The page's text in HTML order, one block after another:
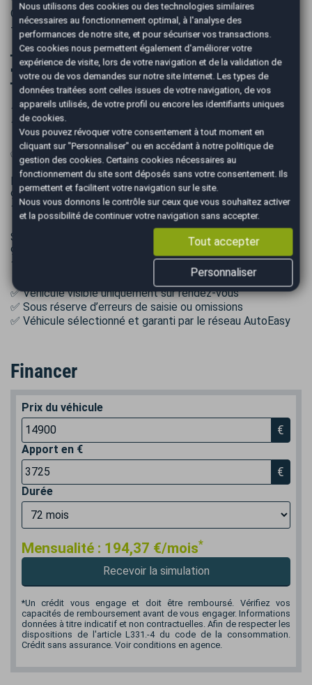
Opteven
- Livraison possible partout en France sur devis
━━━━━━━━━━━━━━━━━━━━━━━━━━━━━━
➡️ AUTOEASY MARIGNANE
━━━━━━━━━━━━━━━━━━━━━━━━━━━━━━
11 Chemin de Carthage
13700 Marignane
✅ Horaires d’ouverture
Lundi au vendredi
9h00 – 12h00
14h00 – 18h00
Samedi
9h00 – 12h00
14h00 – 17h00
✅ Véhicule visible uniquement sur rendez-vous
✅ Sous réserve d’erreurs de saisie ou omissions
✅ Véhicule sélectionné et garanti par le réseau AutoEasy
Financer
Prix du véhicule
€
Apport en €
€
Durée
Mensualité : 194,37 €/mois*
Recevoir la simulation
*Un crédit vous engage et doit être remboursé. Vérifiez vos
capacités de remboursement avant de vous engager. Informations
données à titre indicatif et non contractuelles. Afin de respecter les
dispositions de l'article L331.-4 du code de la consommation.
Crédit sans assurance. Voir conditions en agence.
Nous utilisons des cookies ou des technologies similaires
nécessaires au fonctionnement optimal, à l'analyse des
performances de notre site, et pour sécuriser vos transactions.
Ces cookies nous permettent également d'améliorer votre
expérience de visite, lors de votre navigation et de la validation de
votre ou de vos demandes sur notre site Internet. Les types de
données traitées sont celles issues de votre navigation, de vos
appareils utilisés, de votre profil ou encore les identifiants uniques
de cookies.
Vous pouvez révoquer votre consentement à tout moment en
cliquant sur "Personnaliser" ou en accédant à notre politique de
gestion des cookies. Certains cookies nécessaires au
fonctionnement du site sont déposés sans votre consentement. Ils
permettent et facilitent votre navigation sur le site.
Nous vous donnons le contrôle sur ceux que vous souhaitez activer
et la possibilité de continuer votre navigation sans accepter.
Tout accepter
Personnaliser